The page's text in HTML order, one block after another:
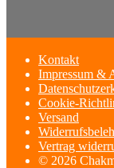
Kontakt
Impressum &
Cookie-
Versand
Vertrag
© 2026